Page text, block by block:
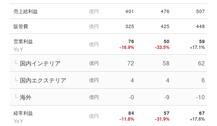
売上総利益 億円 401 476 507
販管費 億円 325 425 448
営業利益
YoY
億円 76
−16.9%
50
−33.5%
59
+17.1%
└ 国内インテリア 億円 72 58 62
└ 国内エクステリア 億円 4 4 6
└ 海外 億円 -0 -9 -10
経常利益
YoY
億円 84
−11.6%
57
−31.9%
67
+17.6%